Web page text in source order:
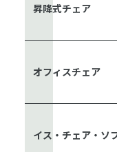
昇降式チェア
オフィスチェア
イス・チェア・ソ